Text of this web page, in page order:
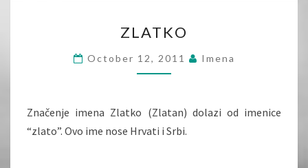
ZLATKO
October 12, 2011 Imena
Značenje imena Zlatko (Zlatan) dolazi od imenice
“zlato”. Ovo ime nose Hrvati i Srbi.